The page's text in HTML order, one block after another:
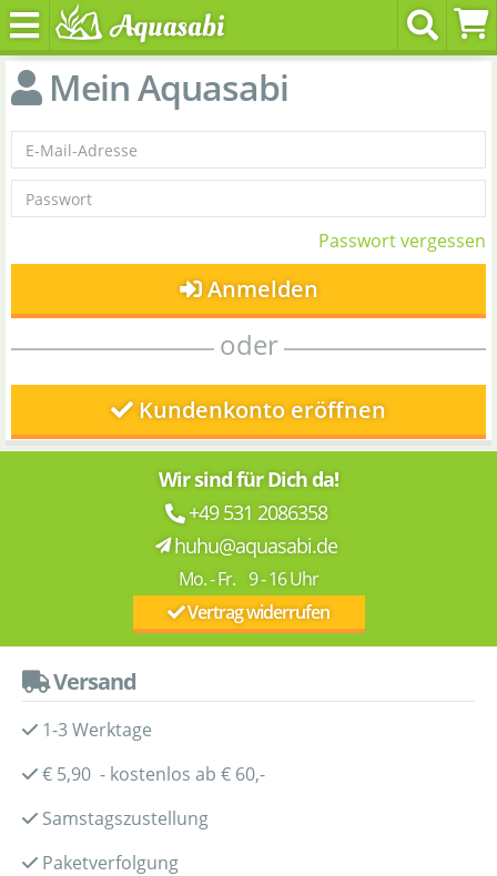
Mein Aquasabi
Passwort vergessen
Anmelden
oder
Kundenkonto eröffnen
Wir sind für Dich da!
+49 531 2086358
huhu@aquasabi.de
Mo. - Fr. 9 - 16 Uhr
Vertrag widerrufen
Versand
1-3 Werktage
€ 5,90 - kostenlos ab € 60,-
Samstagszustellung
Paketverfolgung